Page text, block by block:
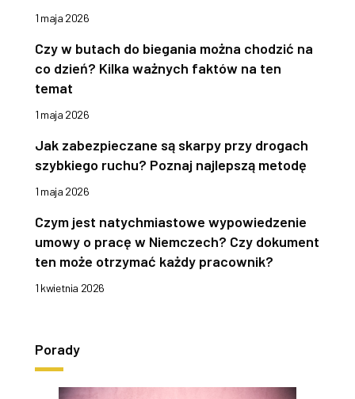
1 maja 2026
Czy w butach do biegania można chodzić na
co dzień? Kilka ważnych faktów na ten
temat
1 maja 2026
Jak zabezpieczane są skarpy przy drogach
szybkiego ruchu? Poznaj najlepszą metodę
1 maja 2026
Czym jest natychmiastowe wypowiedzenie
umowy o pracę w Niemczech? Czy dokument
ten może otrzymać każdy pracownik?
1 kwietnia 2026
Porady